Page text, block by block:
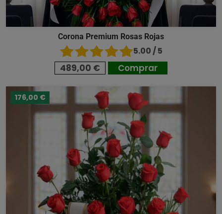
Corona Premium Rosas Rojas
5.00 / 5
489,00 € Comprar
176,00 €